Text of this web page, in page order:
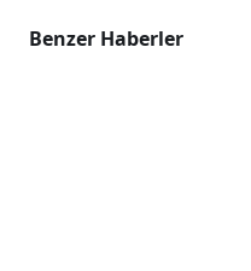
Benzer Haberler